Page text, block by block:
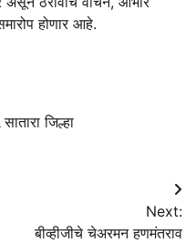
होणार आहे.
सातारा जिल्हा
Next:
बीव्हीजीचे चेअरमन हणमंतराव